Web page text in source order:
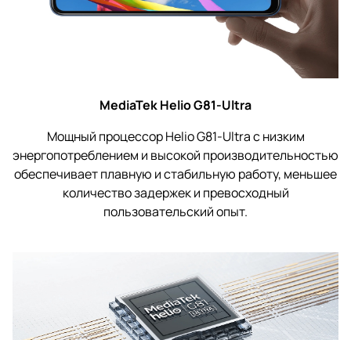
MediaTek Helio G81-Ultra
Мощный процессор Helio G81-Ultra с низким
энергопотреблением и высокой производительностью
обеспечивает плавную и стабильную работу, меньшее
количество задержек и превосходный
пользовательский опыт.